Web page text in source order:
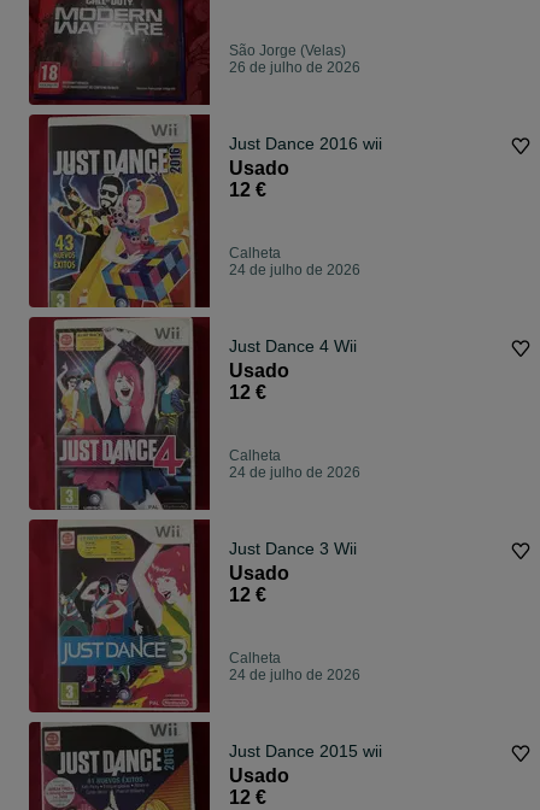
São Jorge (Velas)
26 de julho de 2026
Just Dance 2016 wii
Usado
12 €
Calheta
24 de julho de 2026
Just Dance 4 Wii
Usado
12 €
Calheta
24 de julho de 2026
Just Dance 3 Wii
Usado
12 €
Calheta
24 de julho de 2026
Just Dance 2015 wii
Usado
12 €